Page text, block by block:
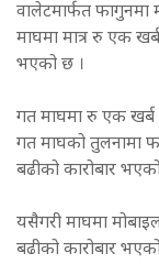
वालेटमार्फत फागुनमा
माघमा मात्र रु एक
भएको छ ।
गत माघमा रु एक खर्ब
गत माघको तुलनामा
बढीको कारोबार
यसैगरी माघमा
बढीको कारोबार